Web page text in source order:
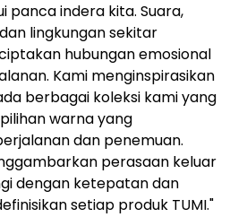
panca indera kita. Suara,
lingkungan sekitar
hubungan emosional
Kami menginspirasikan
berbagai koleksi kami yang
warna yang
dan penemuan.
perasaan keluar
dengan ketepatan dan
setiap produk TUMI."